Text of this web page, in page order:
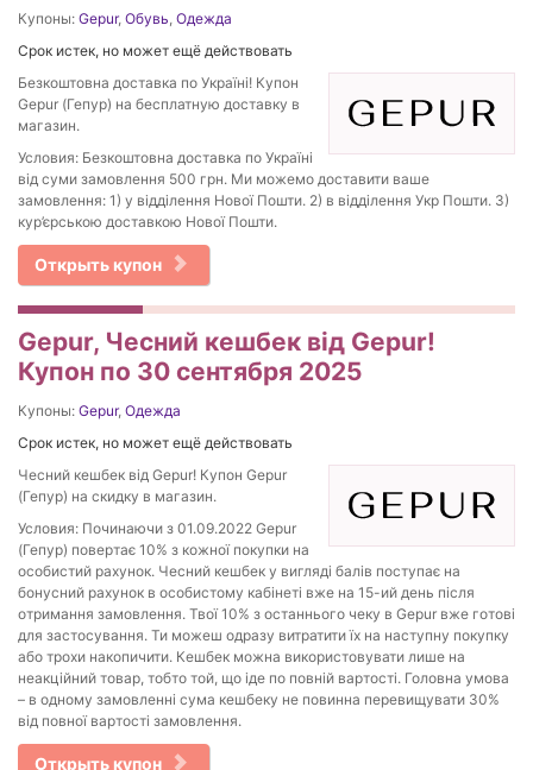
Купоны: Gepur, Обувь, Одежда
Срок истек, но может ещё действовать
Безкоштовна доставка по Україні! Купон
Gepur (Гепур) на бесплатную доставку в
магазин.
Условия: Безкоштовна доставка по Україні
від суми замовлення 500 грн. Ми можемо доставити ваше
замовлення: 1) у відділення Нової Пошти. 2) в відділення Укр Пошти. 3)
кур’єрською доставкою Нової Пошти.
Открыть купон
Gepur, Чесний кешбек від Gepur!
Купон по 30 сентября 2025
Купоны: Gepur, Одежда
Срок истек, но может ещё действовать
Чесний кешбек від Gepur! Купон Gepur
(Гепур) на скидку в магазин.
Условия: Починаючи з 01.09.2022 Gepur
(Гепур) повертає 10% з кожної покупки на
особистий рахунок. Чесний кешбек у вигляді балів поступає на
бонусний рахунок в особистому кабінеті вже на 15-ий день після
отримання замовлення. Твої 10% з останнього чеку в Gepur вже готові
для застосування. Ти можеш одразу витратити їх на наступну покупку
або трохи накопичити. Кешбек можна використовувати лише на
неакційний товар, тобто той, що іде по повній вартості. Головна умова
– в одному замовленні сума кешбеку не повинна перевищувати 30%
від повної вартості замовлення.
Открыть купон